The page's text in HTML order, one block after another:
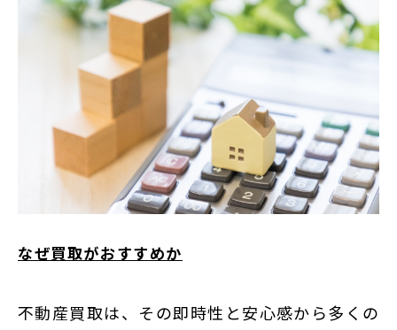
なぜ買取がおすすめか
不動産買取は、その即時性と安心感から多くの